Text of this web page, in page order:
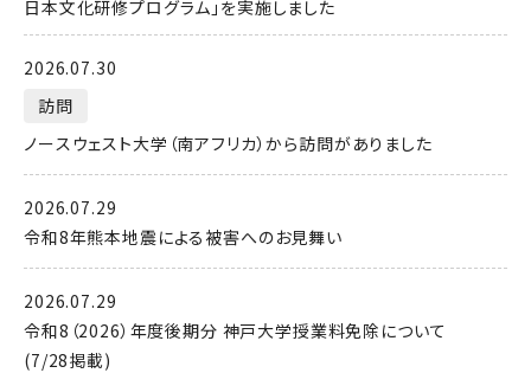
日本文化研修プログラム」を実施しました
2026.07.30
訪問
ノースウェスト大学（南アフリカ）から訪問がありました
2026.07.29
令和8年熊本地震による被害へのお見舞い
2026.07.29
令和8（2026）年度後期分 神戸大学授業料免除について
(7/28掲載)